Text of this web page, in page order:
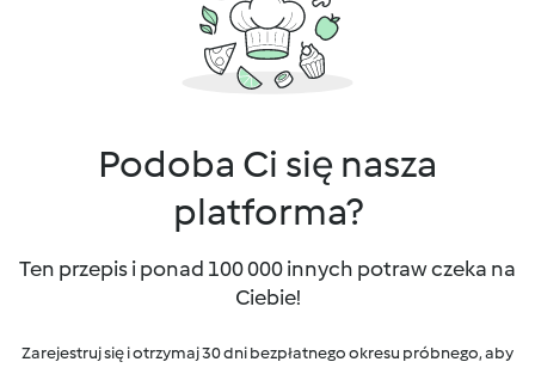
Podoba Ci się nasza
platforma?
Ten przepis i ponad 100 000 innych potraw czeka na
Ciebie!
Zarejestruj się i otrzymaj 30 dni bezpłatnego okresu próbnego, aby